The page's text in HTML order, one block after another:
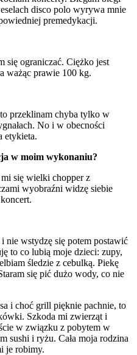
disco polo wyrywa mnie
premedykacji.
się ograniczać. Ciężko jest
ważąc prawie 100 kg.
przeklinam chyba tylko w
No i w obecności
etykieta.
w moim wykonaniu?
się wielki chopper z
wyobraźni widzę siebie
nie wstydzę się potem postawić
to co lubią moje dzieci: zupy,
śledzie z cebulką. Piekę
się pić dużo wody, co nie
i choć grill pięknie pachnie, to
Szkoda mi zwierząt i
w związku z pobytem w
sushi i ryżu. Cała moja rodzina
je robimy.